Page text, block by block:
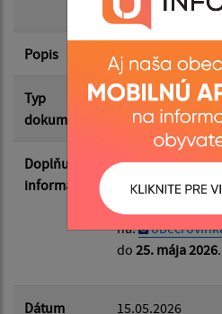
Filtrovať
petičný výbor
Popis
Typ
dokumentu
Voľby/Referendá
Doplňujúce
informácie
Oznámenie o
do okrskovej
na:
do 25. mája 2026.
Dátum 15.05.2026